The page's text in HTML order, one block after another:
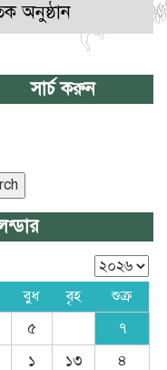
অনুষ্ঠান
সার্চ করুন
বুধ বৃহ
শুক্র
৫
৭
১ ১৩
৪